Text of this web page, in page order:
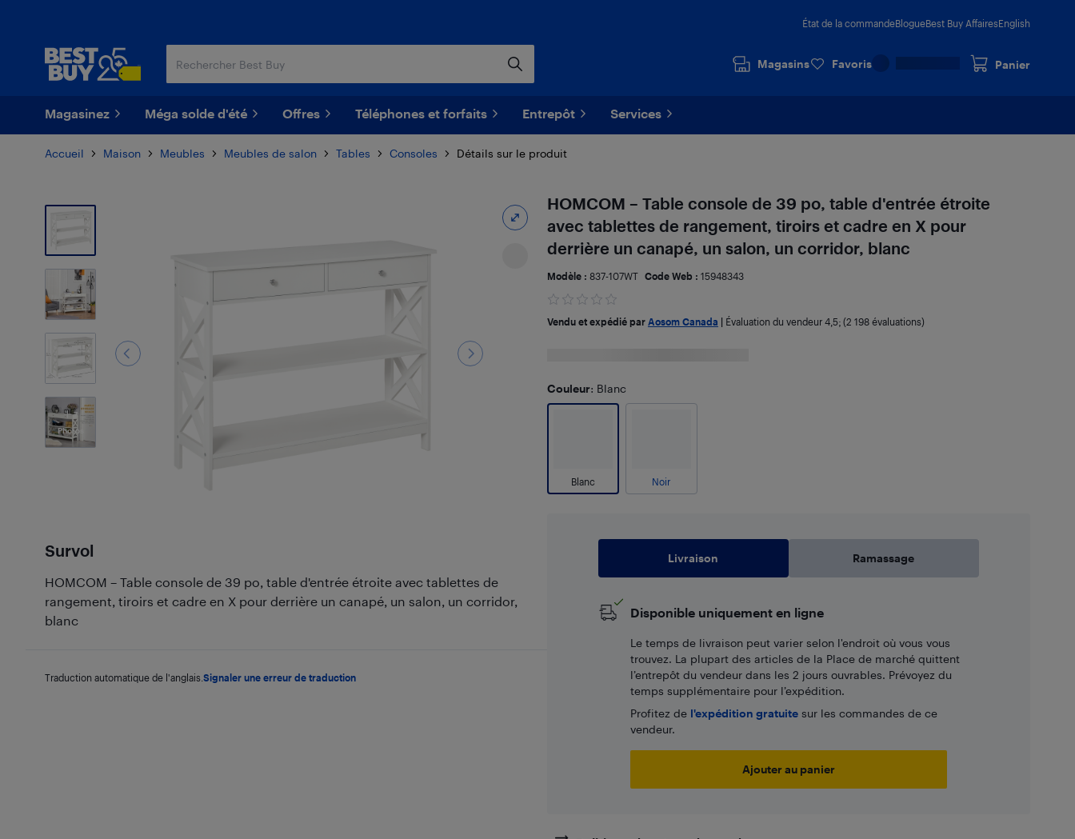
État de la commandeBlogueBest Buy AffairesEnglish
Magasins Favoris Panier
Magasinez Méga solde d'été Offres Téléphones et forfaits Entrepôt Services
Accueil Maison Meubles Meubles de salon Tables Consoles Détails sur le produit
7
Photos
Survol
HOMCOM – Table console de 39 po, table d'entrée étroite avec tablettes de
rangement, tiroirs et cadre en X pour derrière un canapé, un salon, un corridor,
blanc
Traduction automatique de l'anglais. Signaler une erreur de traduction
HOMCOM – Table console de 39 po, table d'entrée étroite
avec tablettes de rangement, tiroirs et cadre en X pour
derrière un canapé, un salon, un corridor, blanc
Modèle : 837-107WT Code Web : 15948343
Vendu et expédié par Aosom Canada Évaluation du vendeur 4,5; (2 198 évaluations)
Couleur: Blanc
Blanc Noir
Livraison Ramassage
Disponible uniquement en ligne
Le temps de livraison peut varier selon l'endroit où vous vous
trouvez. La plupart des articles de la Place de marché quittent
l’entrepôt du vendeur dans les 2 jours ouvrables. Prévoyez du
temps supplémentaire pour l’expédition.
Profitez de l'expédition gratuitesur les commandes de ce
vendeur.
Ajouter au panier